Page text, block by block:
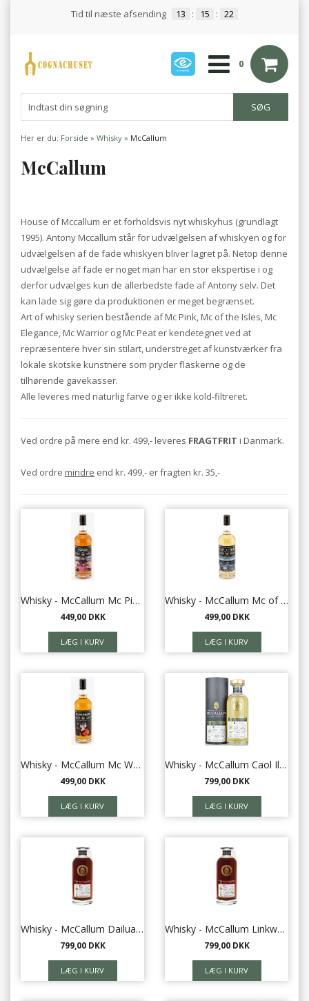
Tid til næste afsending 13 : 15 : 22
0
Her er du: Forside » Whisky » McCallum
McCallum
House of Mccallum er et forholdsvis nyt whiskyhus (grundlagt
1995). Antony Mccallum står for udvælgelsen af whiskyen og for
udvælgelsen af de fade whiskyen bliver lagret på. Netop denne
udvælgelse af fade er noget man har en stor ekspertise i og
derfor udvælges kun de allerbedste fade af Antony selv. Det
kan lade sig gøre da produktionen er meget begrænset.
Art of whisky serien bestående af Mc Pink, Mc of the Isles, Mc
Elegance, Mc Warrior og Mc Peat er kendetegnet ved at
repræsentere hver sin stilart, understreget af kunstværker fra
lokale skotske kunstnere som pryder flaskerne og de
tilhørende gavekasser.
Alle leveres med naturlig farve og er ikke kold-filtreret.
Ved ordre på mere end kr. 499,- leveres FRAGTFRIT i Danmark.
Ved ordre mindre end kr. 499,- er fragten kr. 35,-
Whisky - McCallum Mc Pink 70 cl. - 43,5%
449,00 DKK
Whisky - McCallum Mc of the Isles 70 cl. - 43,5%
499,00 DKK
Whisky - McCallum Mc Warrior 70 cl. - 43,5%
499,00 DKK
Whisky - McCallum Caol Ila 2010, 46,5% 0,7 l
799,00 DKK
Whisky - McCallum Dailuaine 12 år, 0,7 l
799,00 DKK
Whisky - McCallum Linkwood 2009, 0,7 l
799,00 DKK